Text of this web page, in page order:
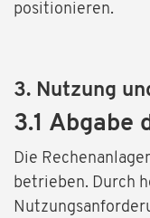
positionieren.
3. Nutzung
3.1 Abgabe
Die
betrieben. Durch